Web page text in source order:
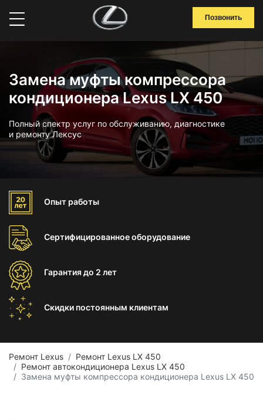
Позвонить
Замена муфты компрессора
кондиционера Lexus LX 450
Полный спектр услуг по обслуживанию, диагностике
и ремонту Лексус
Опыт работы
Сертифицированноеоборудование
Гарантиядо 2 лет
Скидки постоянным клиентам
Ремонт Lexus
Ремонт Lexus LX 450
Ремонт автокондиционера Lexus LX 450
Замена муфты компрессора кондиционера Lexus LX 450